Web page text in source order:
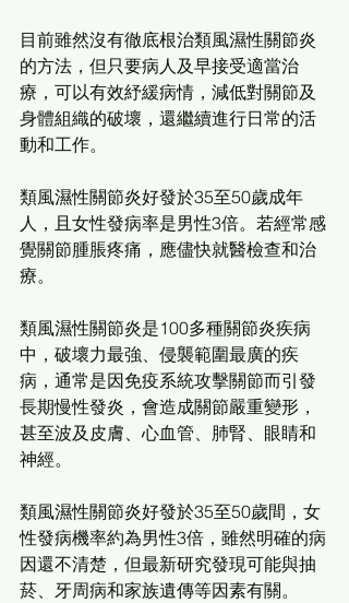
目前雖然沒有徹底根治類風濕性關節炎
的方法，但只要病人及早接受適當治
療，可以有效紓緩病情，減低對關節及
身體組織的破壞，還繼續進行日常的活
動和工作。
類風濕性關節炎好發於35至50歲成年
人，且女性發病率是男性3倍。若經常感
覺關節腫脹疼痛，應儘快就醫檢查和治
療。
類風濕性關節炎是100多種關節炎疾病
中，破壞力最強、侵襲範圍最廣的疾
病，通常是因免疫系統攻擊關節而引發
長期慢性發炎，會造成關節嚴重變形，
甚至波及皮膚、心血管、肺腎、眼睛和
神經。
類風濕性關節炎好發於35至50歲間，女
性發病機率約為男性3倍，雖然明確的病
因還不清楚，但最新研究發現可能與抽
菸、牙周病和家族遺傳等因素有關。